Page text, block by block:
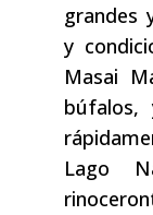
grandes
y
Masai
búfalos,
Lago